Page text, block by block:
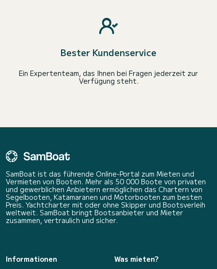
Bester Kundenservice
Ein Expertenteam, das Ihnen bei Fragen jederzeit zur
Verfügung steht.
SamBoat ist das führende Online-Portal zum Mieten und
Vermieten von Booten. Mehr als 50 000 Boote von privaten
und gewerblichen Anbietern ermöglichen das Chartern von
Segelbooten, Katamaranen und Motorbooten zum besten
Preis. Yachtcharter mit oder ohne Skipper und Bootsverleih
weltweit. SamBoat bringt Bootsanbieter und Mieter
zusammen, vertraulich und sicher.
Informationen
Was mieten?